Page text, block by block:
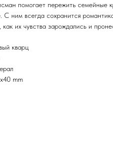
помогает пережить семейные
С ним всегда сохранится
их чувства зарождались и
кварц
mm